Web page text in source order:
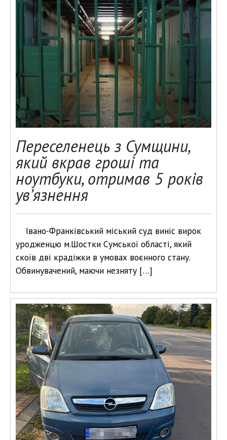
Переселенець з Сумщини,
який вкрав гроші та
ноутбуки, отримав 5 років
ув’язнення
Івано-Франківський міський суд виніс вирок
уродженцю м.Шостки Сумської області, який
скоїв дві крадіжки в умовах воєнного стану.
Обвинувачений, маючи незняту […]